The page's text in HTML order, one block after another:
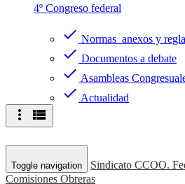
4º Congreso federal
check Normas anexos y
check Documentos a debate
check Asambleas
check Actualidad
more_vert view_list
Toggle navigation
Sindicato CCOO.
Comisiones Obreras